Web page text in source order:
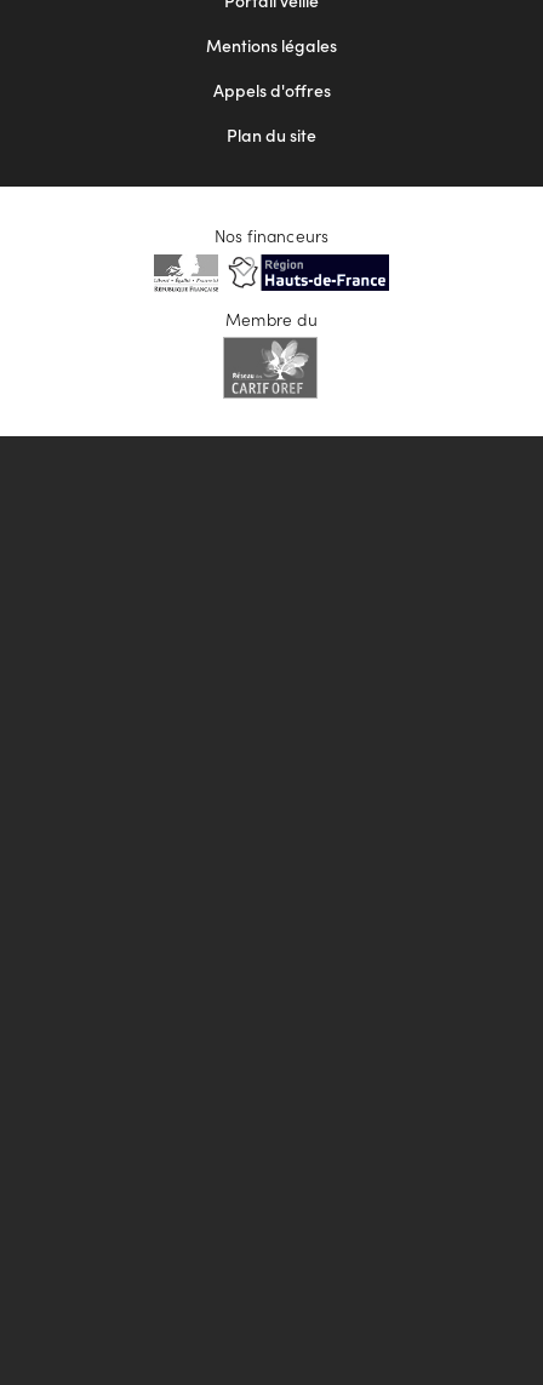
Mentions légales
Appels d'offres
Plan du site
Nos financeurs
Membre du